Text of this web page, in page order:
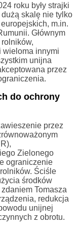
roku były strajki
skalę nie tylko
m.in.
Głównym
wieloma innymi
unijna
przez
do ochrony
przez
Zielonego
ograniczenie
Ściśle
środków
Tomasza
redukcja
unijnej
z obrotu.